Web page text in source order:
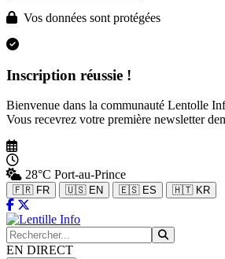
Vos données sont protégées
Inscription réussie !
Bienvenue dans la communauté Lentolle
Vous recevrez votre première newsletter
28°C Port-au-Prince
🇫🇷 FR 🇺🇸 EN 🇪🇸 ES 🇭🇹 KR
EN DIRECT